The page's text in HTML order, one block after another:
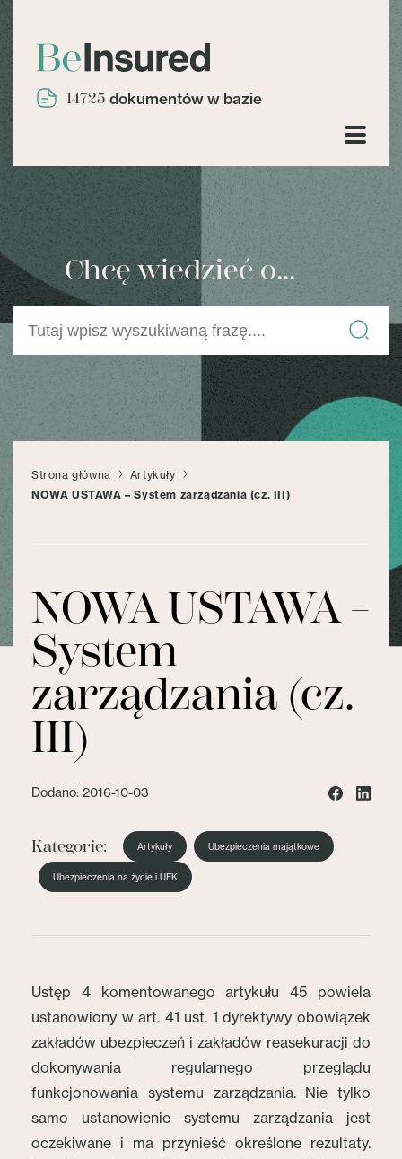
14725 dokumentów w bazie
Chcę wiedzieć o...
Strona główna
Artykuły
NOWA USTAWA – System zarządzania (cz. III)
NOWA USTAWA –
System
zarządzania (cz.
III)
Dodano: 2016-10-03
Kategorie: Artykuły Ubezpieczenia majątkowe
Ubezpieczenia na życie i UFK
Ustęp 4 komentowanego artykułu 45 powiela
ustanowiony w art. 41 ust. 1 dyrektywy obowiązek
zakładów ubezpieczeń i zakładów reasekuracji do
dokonywania regularnego przeglądu
funkcjonowania systemu zarządzania. Nie tylko
samo ustanowienie systemu zarządzania jest
oczekiwane i ma przynieść określone rezultaty.